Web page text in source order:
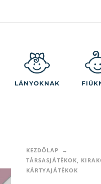
LÁNYOKNAK
KEZDŐLAP
TÁRSASJÁTÉKOK,
KÁRTYAJÁTÉKOK